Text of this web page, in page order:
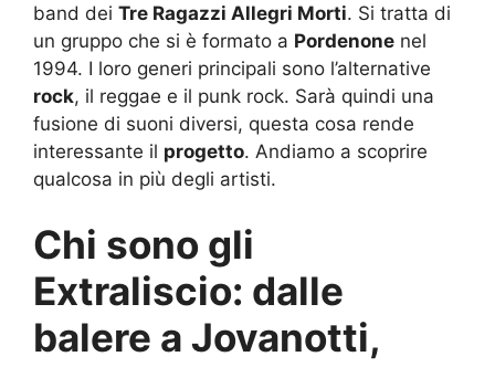
band dei Tre Ragazzi Allegri Morti. Si tratta di
un gruppo che si è formato a Pordenone nel
1994. I loro generi principali sono l’alternative
rock, il reggae e il punk rock. Sarà quindi una
fusione di suoni diversi, questa cosa rende
interessante il progetto. Andiamo a scoprire
qualcosa in più degli artisti.
Chi sono gli
Extraliscio: dalle
balere a Jovanotti,